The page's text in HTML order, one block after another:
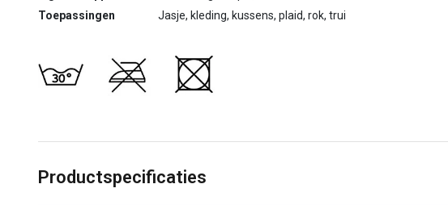
Toepassingen
Jasje, kleding, kussens, plaid, rok, trui
Productspecificaties